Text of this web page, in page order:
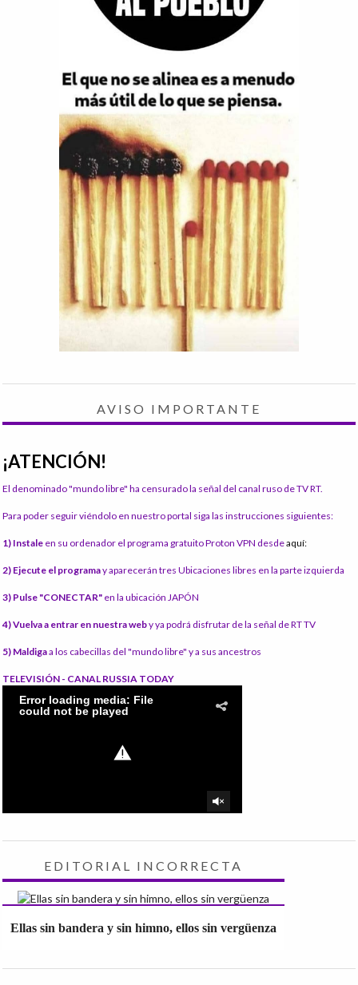
AVISO IMPORTANTE
¡ATENCIÓN!
El denominado "mundo libre" ha censurado la señal del canal ruso de TV RT.
Para poder seguir viéndolo en nuestro portal siga las instrucciones siguientes:
1) Instale en su ordenador el programa gratuito Proton VPN desdeaquí:
2) Ejecute el programay aparecerán tres Ubicaciones libres en la parte izquierda
3) Pulse "CONECTAR" en la ubicación JAPÓN
4) Vuelva a entrar en nuestra weby ya podrá disfrutar de la señal de RT TV
5) Maldigaa los cabecillas del "mundo libre" y a sus ancestros
TELEVISIÓN - CANAL RUSSIA TODAY
EDITORIAL INCORRECTA
Ellas sin bandera y sin himno, ellos sin vergüenza